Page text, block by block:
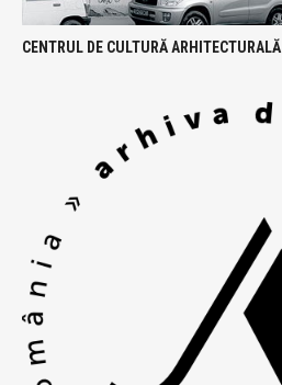
CENTRUL DE CULTURĂ ARHITECTURALĂ